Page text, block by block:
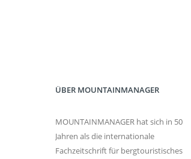
ÜBER MOUNTAINMANAGER
MOUNTAINMANAGER hat sich in 50
Jahren als die internationale
Fachzeitschrift für bergtouristisches